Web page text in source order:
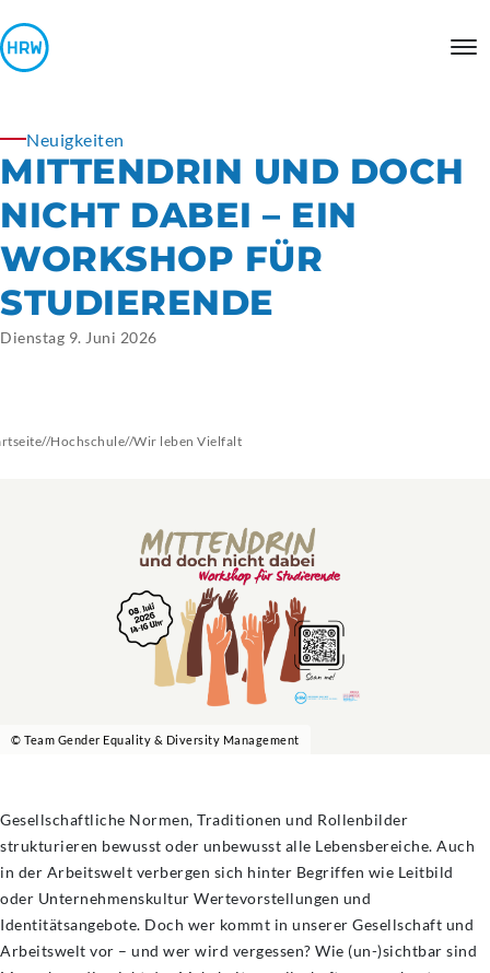
Neuigkeiten
MITTENDRIN UND DOCH
NICHT DABEI – EIN
WORKSHOP FÜR
STUDIERENDE
Dienstag 9. Juni 2026
//Hochschule//Wir leben Vielfalt
© Team Gender Equality & Diversity Management
Gesellschaftliche Normen, Traditionen und Rollenbilder
strukturieren bewusst oder unbewusst alle Lebensbereiche. Auch
in der Arbeitswelt verbergen sich hinter Begriffen wie Leitbild
oder Unternehmenskultur Wertevorstellungen und
Identitätsangebote. Doch wer kommt in unserer Gesellschaft und
Arbeitswelt vor – und wer wird vergessen? Wie (un-)sichtbar sind